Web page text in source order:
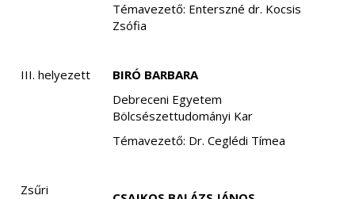
Témavezető: Enterszné dr. Kocsis
Zsófia
III. helyezett
BIRÓ BARBARA
Debreceni Egyetem
Bölcsészettudományi Kar
Témavezető: Dr. Ceglédi Tímea
Zsűri